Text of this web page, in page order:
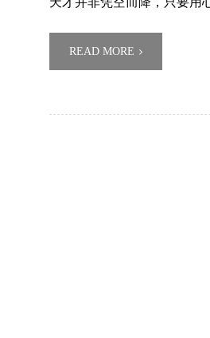
READ MORE